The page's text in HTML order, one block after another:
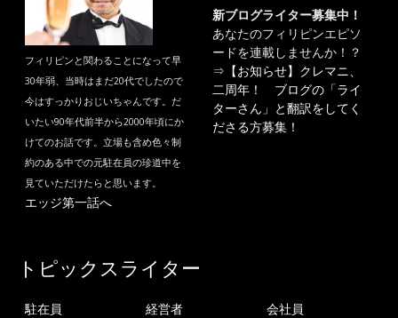
フィリピンと関わることになって早
30年弱、当時はまだ20代でしたので
今はすっかりおじいちゃんです。だ
いたい90年代前半から2000年頃にか
けてのお話です。立場も含め色々制
約のある中での元駐在員の珍道中を
見ていただけたらと思います。
エッジ第一話へ
新ブログライター募集中！
あなたのフィリピンエピソ
ードを連載しませんか！？
⇒ 【お知らせ】クレマニ、
二周年！ ブログの「ライ
ターさん」と翻訳をしてく
ださる方募集！
トピックスライター
駐在員
経営者
会社員